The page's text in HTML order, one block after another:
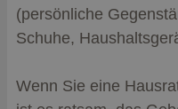
(persönliche
Schuhe,
Wenn Sie eine